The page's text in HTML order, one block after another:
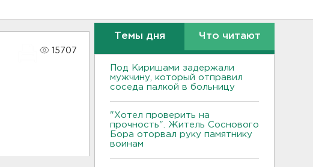
15707
Темы дня Что читают
Под Киришами задержали
мужчину, который отправил
соседа палкой в больницу
"Хотел проверить на
прочность". Житель Соснового
Бора оторвал руку памятнику
воинам